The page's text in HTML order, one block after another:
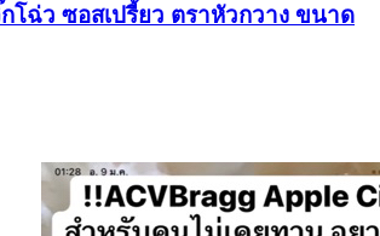
โฉ่ว ซอสเปรี้ยว ตราหัวกวาง ขนาด